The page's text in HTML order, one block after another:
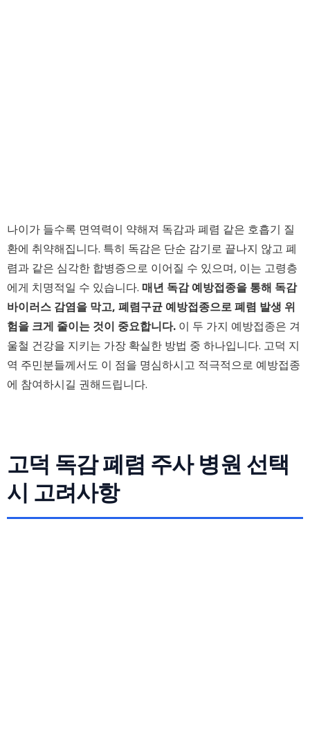
나이가 들수록 면역력이 약해져 독감과 폐렴 같은 호흡기 질
환에 취약해집니다. 특히 독감은 단순 감기로 끝나지 않고 폐
렴과 같은 심각한 합병증으로 이어질 수 있으며, 이는 고령층
에게 치명적일 수 있습니다. 매년 독감 예방접종을 통해 독감
바이러스 감염을 막고, 폐렴구균 예방접종으로 폐렴 발생 위
험을 크게 줄이는 것이 중요합니다. 이 두 가지 예방접종은 겨
울철 건강을 지키는 가장 확실한 방법 중 하나입니다. 고덕 지
역 주민분들께서도 이 점을 명심하시고 적극적으로 예방접종
에 참여하시길 권해드립니다.
고덕 독감 폐렴 주사 병원 선택
시 고려사항